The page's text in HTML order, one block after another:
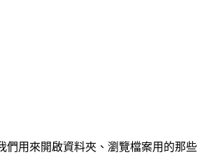
們用來開啟資料夾、瀏覽檔案用的那